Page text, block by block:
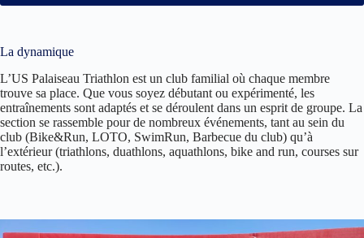
La dynamique
L’US Palaiseau Triathlon est un club familial où chaque membre
trouve sa place. Que vous soyez débutant ou expérimenté, les
entraînements sont adaptés et se déroulent dans un esprit de groupe. La
section se rassemble pour de nombreux événements, tant au sein du
club (Bike&Run, LOTO, SwimRun, Barbecue du club) qu’à
l’extérieur (triathlons, duathlons, aquathlons, bike and run, courses sur
routes, etc.).